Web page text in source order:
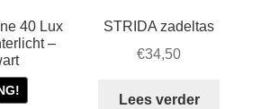
40 Lux
–
STRIDA zadeltas
€34,50
Lees verder